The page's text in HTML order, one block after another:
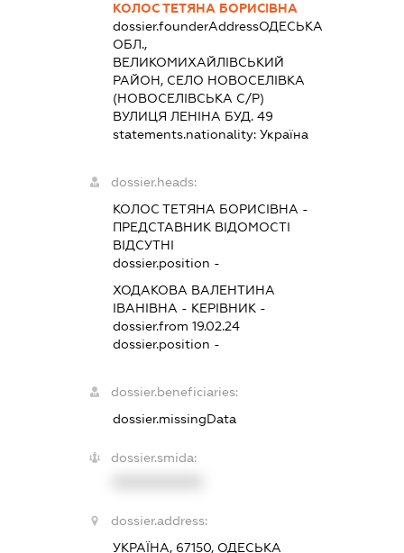
КОЛОС ТЕТЯНА БОРИСІВНА
dossier.founderAddressОДЕСЬКА
ОБЛ.,
ВЕЛИКОМИХАЙЛІВСЬКИЙ
РАЙОН, СЕЛО НОВОСЕЛІВКА
(НОВОСЕЛІВСЬКА С/Р)
ВУЛИЦЯ ЛЕНІНА БУД. 49
statements.nationality:Україна
dossier.heads:
КОЛОС ТЕТЯНА БОРИСІВНА -
ПРЕДСТАВНИК ВІДОМОСТІ
ВІДСУТНІ
dossier.position -
ХОДАКОВА ВАЛЕНТИНА
ІВАНІВНА - КЕРІВНИК -
dossier.from 19.02.24
dossier.position -
dossier.beneficiaries:
dossier.missingData
dossier.smida:
dossier.address:
УКРАЇНА, 67150, ОДЕСЬКА